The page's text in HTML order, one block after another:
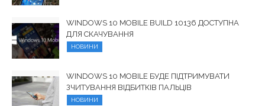
WINDOWS 10 MOBILE BUILD 10136 ДОСТУПНА
ДЛЯ СКАЧУВАННЯ
НОВИНИ
WINDOWS 10 MOBILE БУДЕ ПІДТРИМУВАТИ
ЗЧИТУВАННЯ ВІДБИТКІВ ПАЛЬЦІВ
НОВИНИ